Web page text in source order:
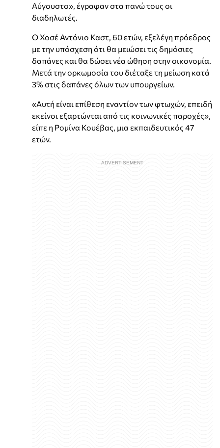
Αύγουστο», έγραφαν στα πανώ τους οι
διαδηλωτές.
Ο Χοσέ Αντόνιο Καστ, 60 ετών, εξελέγη πρόεδρος
με την υπόσχεση ότι θα μειώσει τις δημόσιες
δαπάνες και θα δώσει νέα ώθηση στην οικονομία.
Μετά την ορκωμοσία του διέταξε τη μείωση κατά
3% στις δαπάνες όλων των υπουργείων.
«Αυτή είναι επίθεση εναντίον των φτωχών, επειδή
εκείνοι εξαρτώνται από τις κοινωνικές παροχές»,
είπε η Ρομίνα Κουέβας, μια εκπαιδευτικός 47
ετών.